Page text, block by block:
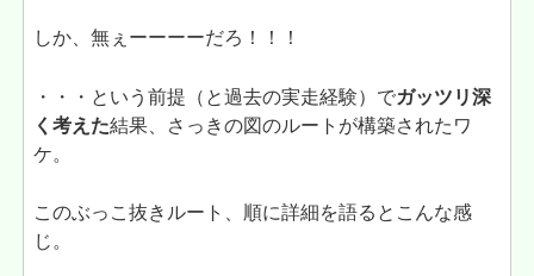
しか、無ぇーーーーだろ！！！
・・・という前提（と過去の実走経験）でガッツリ深
く考えた結果、さっきの図のルートが構築されたワ
ケ。
このぶっこ抜きルート、順に詳細を語るとこんな感
じ。